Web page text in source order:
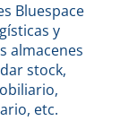
Bluespace
y
almacenes
stock,
etc.